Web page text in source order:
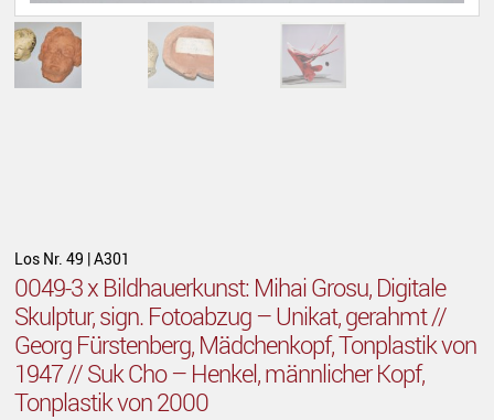
Los Nr. 49 | A301
0049-3 x Bildhauerkunst: Mihai Grosu, Digitale
Skulptur, sign. Fotoabzug – Unikat, gerahmt //
Georg Fürstenberg, Mädchenkopf, Tonplastik von
1947 // Suk Cho – Henkel, männlicher Kopf,
Tonplastik von 2000